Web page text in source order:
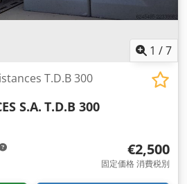
1 /7
T.D.B 300
S.A. T.D.B 300
€2,500
固定価格 消費税別